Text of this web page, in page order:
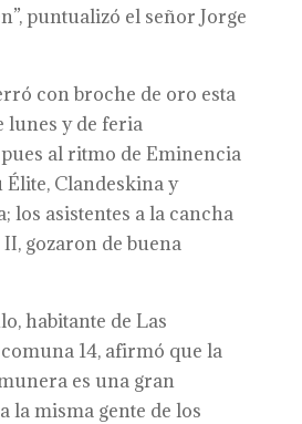
puntualizó el señor Jorge
con broche de oro esta
lunes y de feria
al ritmo de Eminencia
Élite, Clandeskina y
los asistentes a la cancha
gozaron de buena
habitante de Las
14, afirmó que la
es una gran
la misma gente de los